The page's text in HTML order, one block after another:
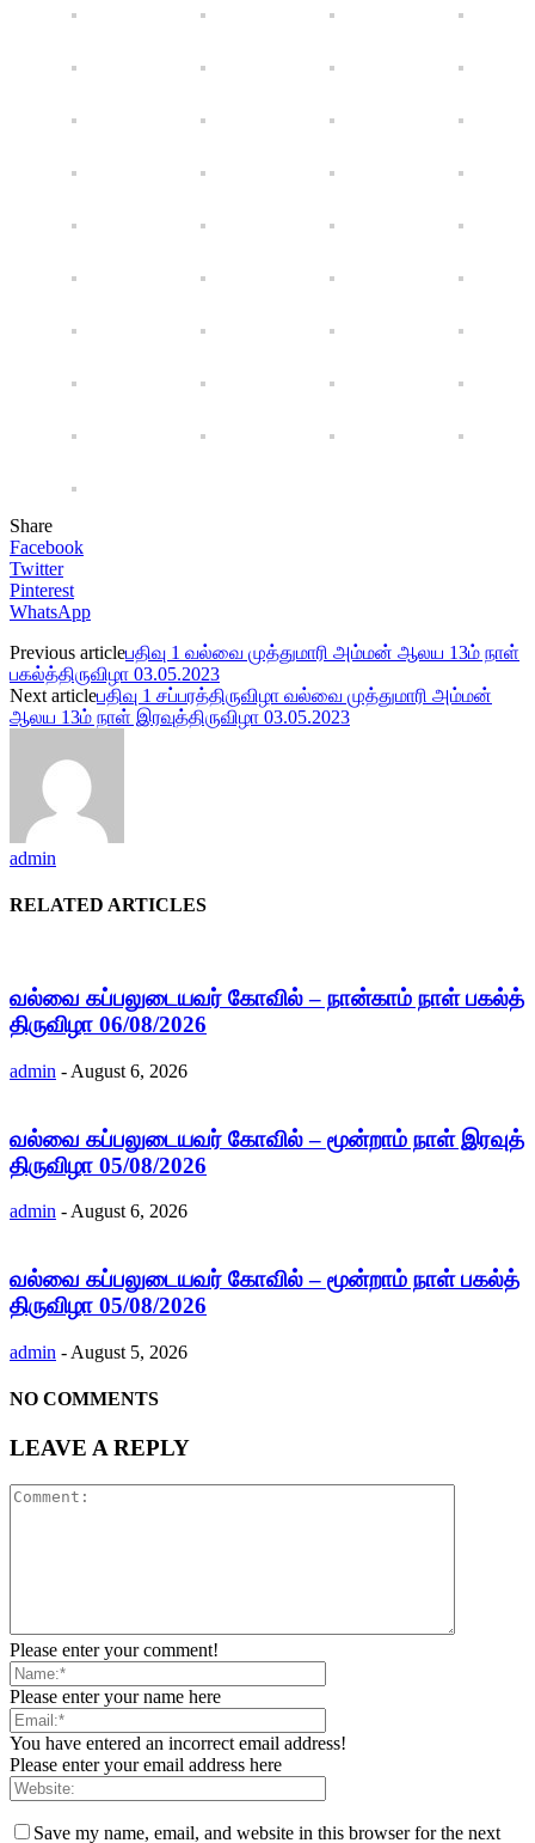
Share
Facebook
Twitter
Pinterest
WhatsApp
Previous articleபதிவு 1 வல்வை முத்துமாரி அம்மன் ஆலய 13ம் நாள்
பகல்த்திருவிழா 03.05.2023
Next articleபதிவு 1 சப்பரத்திருவிழா வல்வை முத்துமாரி அம்மன்
ஆலய 13ம் நாள் இரவுத்திருவிழா 03.05.2023
admin
RELATED ARTICLES
வல்வை கப்பலுடையவர் கோவில் – நான்காம் நாள் பகல்த்
திருவிழா 06/08/2026
admin - August 6, 2026
வல்வை கப்பலுடையவர் கோவில் – மூன்றாம் நாள் இரவுத்
திருவிழா 05/08/2026
admin - August 6, 2026
வல்வை கப்பலுடையவர் கோவில் – மூன்றாம் நாள் பகல்த்
திருவிழா 05/08/2026
admin - August 5, 2026
NO COMMENTS
LEAVE A REPLY
Please enter your comment!
Please enter your name here
You have entered an incorrect email address!
Please enter your email address here
Save my name, email, and website in this browser for the next